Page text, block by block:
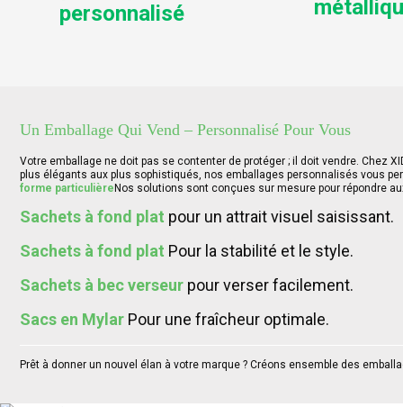
personnalisé
Un Emballage Qui Vend – Personnalisé Pour Vous
Votre emballage ne doit pas se contenter de protéger ; il doit vendre. Chez
plus élégants aux plus sophistiqués, nos emballages personnalisés vous
forme particulièreNos solutions sont conçues sur mesure pour répondre
Sachets à fond plat pour un attrait visuel saisissant.
Sachets à fond plat Pour la stabilité et le style.
Sachets à bec verseurpour verser facilement.
Sacs en MylarPour une fraîcheur optimale.
Prêt à donner un nouvel élan à votre marque ? Créons ensemble des